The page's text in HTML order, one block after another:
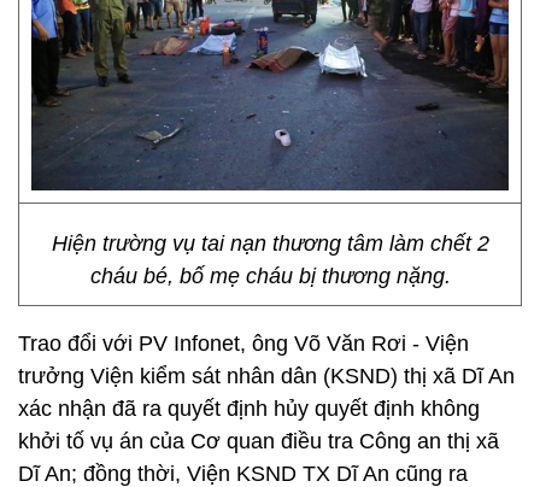
Hiện trường vụ tai nạn thương tâm làm chết 2
cháu bé, bố mẹ cháu bị thương nặng.
Trao đổi với PV Infonet, ông Võ Văn Rơi - Viện
trưởng Viện kiểm sát nhân dân (KSND) thị xã Dĩ An
xác nhận đã ra quyết định hủy quyết định không
khởi tố vụ án của Cơ quan điều tra Công an thị xã
Dĩ An; đồng thời, Viện KSND TX Dĩ An cũng ra